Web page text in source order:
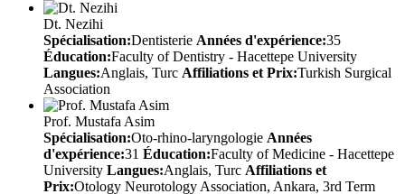
Dt. Nezihi
Spécialisation:Dentisterie Années d'expérience:35
Éducation:Faculty of Dentistry - Hacettepe University
Langues:Anglais, Turc Affiliations et Prix:Turkish Surgical
Association
Prof. Mustafa Asim
Spécialisation:Oto-rhino-laryngologie Années
d'expérience:31 Éducation:Faculty of Medicine - Hacettepe
University Langues:Anglais, Turc Affiliations et
Prix:Otology Neurotology Association, Ankara, 3rd Term